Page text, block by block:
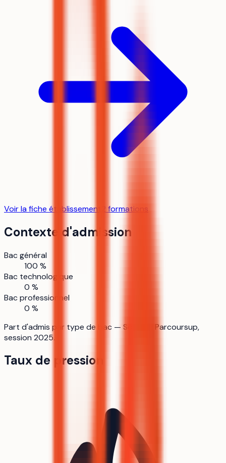
Voir la fiche établissement 2 formation s
Contexte d'admission
Bac général
100 %
Bac technologique
0 %
Bac professionnel
0 %
Part d'admis par type de bac — Source : Parcoursup,
session 2025.
Taux de pression